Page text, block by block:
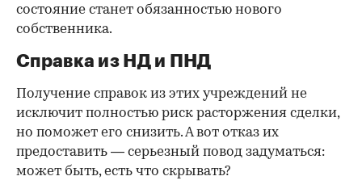
состояние станет обязанностью нового
собственника.
Справка из НД и ПНД
Получение справок из этих учреждений не
исключит полностью риск расторжения сделки,
но поможет его снизить. А вот отказ их
предоставить — серьезный повод задуматься:
может быть, есть что скрывать?